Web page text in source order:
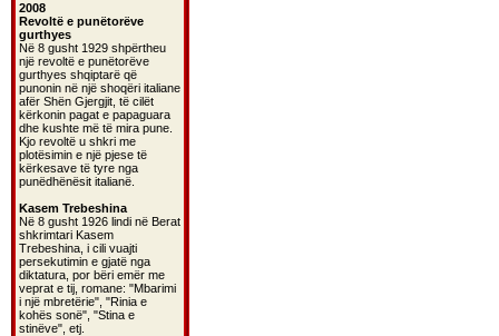
2008
Revoltë e punëtorëve
gurthyes
Në 8 gusht 1929 shpërtheu
një revoltë e punëtorëve
gurthyes shqiptarë që
punonin në një shoqëri italiane
afër Shën Gjergjit, të cilët
kërkonin pagat e papaguara
dhe kushte më të mira pune.
Kjo revoltë u shkri me
plotësimin e një pjese të
kërkesave të tyre nga
punëdhënësit italianë.
Kasem Trebeshina
Në 8 gusht 1926 lindi në Berat
shkrimtari Kasem
Trebeshina, i cili vuajti
persekutimin e gjatë nga
diktatura, por bëri emër me
veprat e tij, romane: "Mbarimi
i një mbretërie", "Rinia e
kohës sonë", "Stina e
stinëve", etj.